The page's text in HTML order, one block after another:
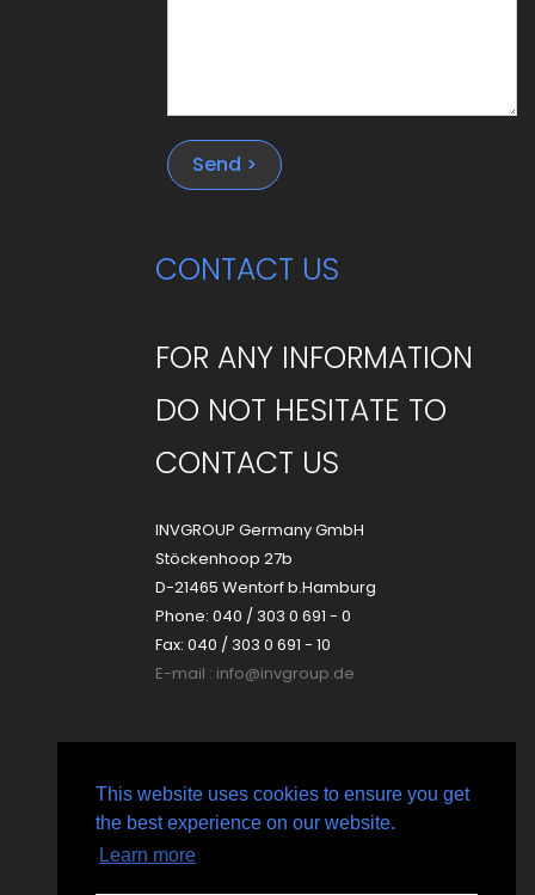
Send >
CONTACT US
FOR ANY INFORMATION
DO NOT HESITATE TO
CONTACT US
INVGROUP Germany GmbH
Stöckenhoop 27b
D-21465 Wentorf b.Hamburg
Phone: 040 / 303 0 691 - 0
Fax: 040 / 303 0 691 - 10
E-mail : info@invgroup.de
2023 © All Rights Reserved INVGROUP Germany GmbH
This website uses cookies to ensure you get
the best experience on our website.
Learn more